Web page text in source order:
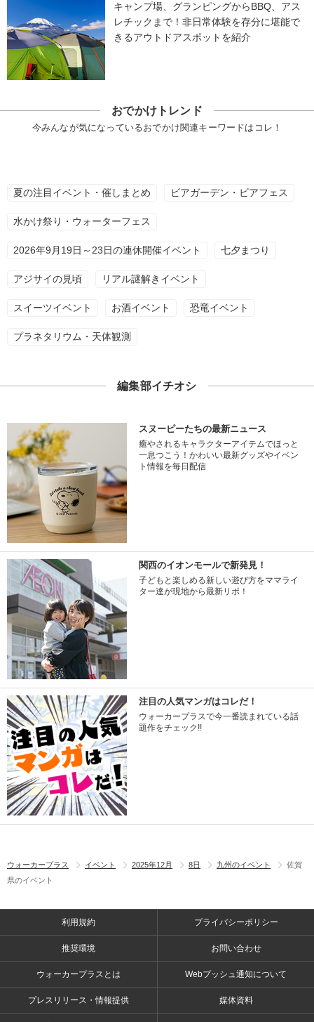
キャンプ場、グランピングからBBQ、アス
レチックまで！非日常体験を存分に堪能で
きるアウトドアスポットを紹介
おでかけトレンド
今みんなが気になっているおでかけ関連キーワードはコレ！
夏の注目イベント・催しまとめ ビアガーデン・ビアフェス
水かけ祭り・ウォーターフェス
2026年9月19日～23日の連休開催イベント 七夕まつり
アジサイの見頃 リアル謎解きイベント
スイーツイベント お酒イベント 恐竜イベント
プラネタリウム・天体観測
編集部イチオシ
スヌーピーたちの最新ニュース
癒やされるキャラクターアイテムでほっと
一息つこう！かわいい最新グッズやイベン
ト情報を毎日配信
関西のイオンモールで新発見！
子どもと楽しめる新しい遊び方をママライ
ター達が現地から最新リポ！
注目の人気マンガはコレだ！
ウォーカープラスで今一番読まれている話
題作をチェック!!
ウォーカープラス イベント 2025年12月 8日 九州のイベント
佐賀
県のイベント
利用規約 プライバシーポリシー
推奨環境 お問い合わせ
ウォーカープラスとは Webプッシュ通知について
プレスリリース・情報提供 媒体資料